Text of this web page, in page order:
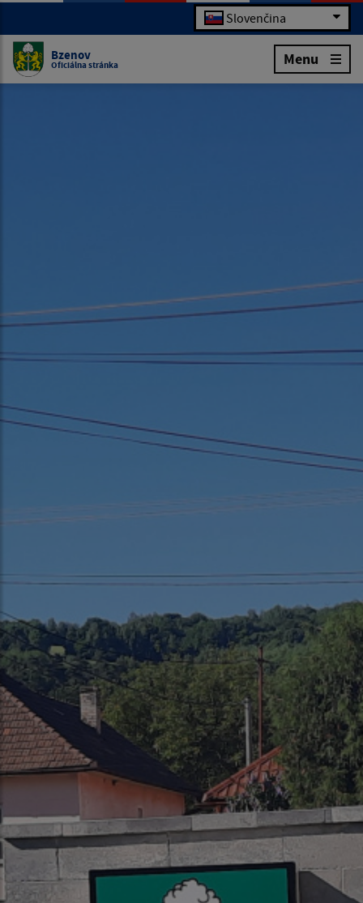
Slovenčina
Bzenov
Oficiálna stránka Menu